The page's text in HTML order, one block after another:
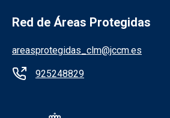
Red de Áreas Protegidas
areasprotegidas_clm@jccm.es
925248829